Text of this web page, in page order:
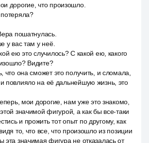
дорогие, что произошло.
пошатнулась.
у вас там у неё.
ею это случилось? С какой ею, какого
Видите?
что она сможет это получить, и сломала,
повлияло на её дальнейшую жизнь, это
мои дорогие, нам уже это знакомо,
значимой фигурой, а как бы все-таки
и прожить тот опыт по другому, как
то, что все, что произошло из позиции
эта значимая фигура не отказалась от